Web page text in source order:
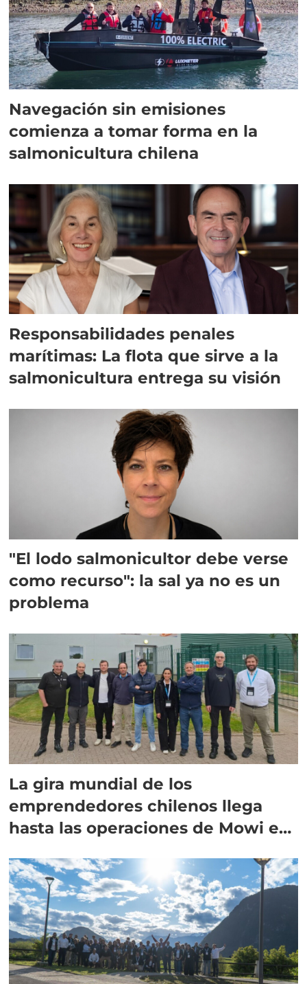
Navegación sin emisiones
comienza a tomar forma en la
salmonicultura chilena
Responsabilidades penales
marítimas: La flota que sirve a la
salmonicultura entrega su visión
"El lodo salmonicultor debe verse
como recurso": la sal ya no es un
problema
La gira mundial de los
emprendedores chilenos llega
hasta las operaciones de Mowi en